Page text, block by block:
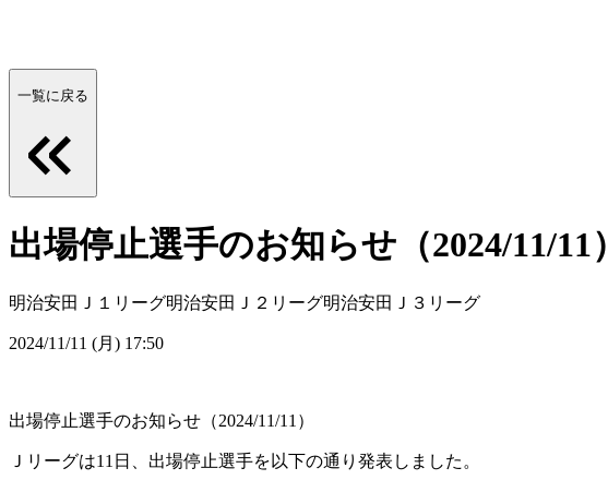
一覧に戻る
出場停止選手のお知らせ（2024/11/11）
明治安田Ｊ１リーグ明治安田Ｊ２リーグ明治安田Ｊ３リーグ
2024/11/11 (月) 17:50
出場停止選手のお知らせ（2024/11/11）
Ｊリーグは11日、出場停止選手を以下の通り発表しました。